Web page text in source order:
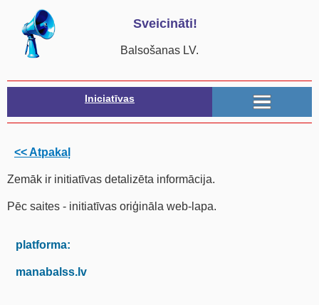
Sveicināti!
Balsošanas LV.
Iniciatīvas
<< Atpakaļ
Zemāk ir initiatīvas detalizēta informācija.
Pēc saites - initiatīvas oriģināla web-lapa.
platforma:
manabalss.lv